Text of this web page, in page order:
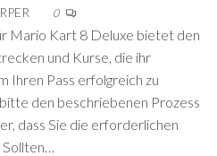
0
Mario Kart 8 Deluxe bietet den
und Kurse, die ihr
Ihren Pass erfolgreich zu
den beschriebenen Prozess
dass Sie die erforderlichen